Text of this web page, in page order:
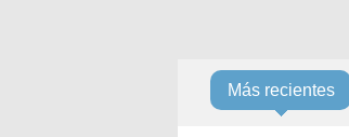
Más recientes